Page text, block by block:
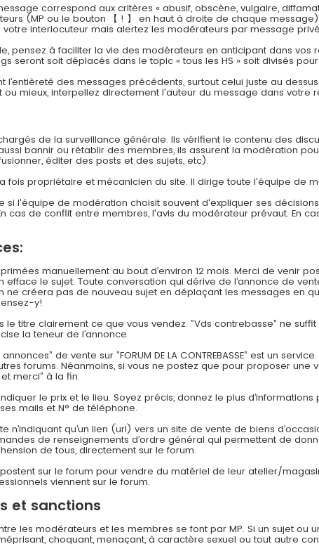
correspond aux critères « abusif, obscène, vulgaire,
(MP ou le bouton 【 ! 】 en haut à droite de chaque
interlocuteur mais alertez les modérateurs par message
pensez à faciliter la vie des modérateurs en anticipant dans
seront soit déplacés dans le topic « tous les HS » soit divisés
l’entièreté des messages précédents, surtout celui juste au
mieux, interpellez directement l'auteur du message dans votre
de la surveillance générale. Ils vérifient le contenu des
bannir ou rétablir des membres, ils assurent la modération
éditer des posts et des sujets, etc).
fois propriétaire et mécanicien du site. Il dirige toute l'équipe de
si l'équipe de modération choisit souvent d'expliquer ses
cas de conflit entre membres, l'avis du modérateur prévaut. En
manuellement au bout d’environ 12 mois. Merci de venir
efface le sujet. Toute conversation qui dérive de l’annonce de
ne créera pas de nouveau sujet en déplaçant les messages en
y!
le titre clairement ce que vous vendez. ”Vds contrebasse” ne
la teneur de l’annonce.
de vente sur ”FORUM DE LA CONTREBASSE” est un
forums. Néanmoins, si vous ne postez que pour proposer
merci” à la fin.
le prix et le lieu. Soyez précis, donnez le plus
mails et N° de téléphone.
n’indiquant qu’un lien (url) vers un site de vente de biens
de renseignements d’ordre général qui permettent de
de tous, directement sur le forum.
sur le forum pour vendre du matériel de leur atelier/
viennent sur le forum.
et sanctions
les modérateurs et les membres se font par MP. Si un sujet
choquant, menaçant, à caractère sexuel ou tout autre